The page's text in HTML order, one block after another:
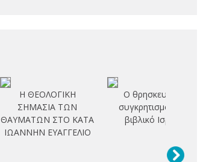
Η ΘΕΟΛΟΓΙΚΗ
ΣΗΜΑΣΙΑ ΤΩΝ
ΘΑΥΜΑΤΩΝ ΣΤΟ ΚΑΤΑ
ΙΩΑΝΝΗΝ ΕΥΑΓΓΕΛΙΟ
Ο θρησκευτικός
συγκρητισμός στο
βιβλικό Ισραήλ